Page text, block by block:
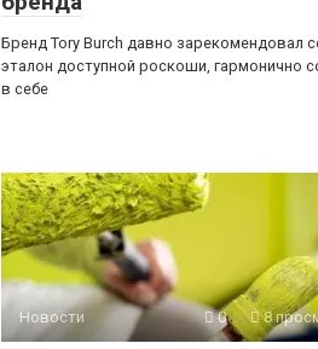
Бренд Tory Burch давно зарекомендовал
эталон доступной роскоши, гармонично
в себе
Новости 0 8